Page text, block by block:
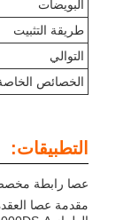
البويضات
طريقة التثبيت
التوالي
الخصائص
التطبيقات:
عصا رابطة
مقدمة عصا